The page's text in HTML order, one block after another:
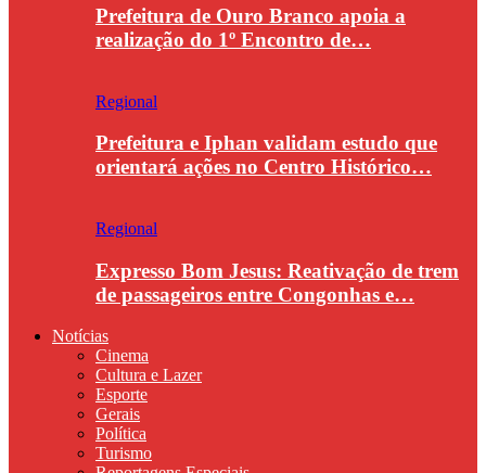
Prefeitura de Ouro Branco apoia a
realização do 1º Encontro de…
Regional
Prefeitura e Iphan validam estudo que
orientará ações no Centro Histórico…
Regional
Expresso Bom Jesus: Reativação de trem
de passageiros entre Congonhas e…
Notícias
Cinema
Cultura e Lazer
Esporte
Gerais
Política
Turismo